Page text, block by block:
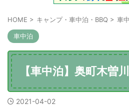
HOME > キャンプ・車中泊・BBQ > 車
車中泊
【車中泊】奥町木曽
2021-04-02